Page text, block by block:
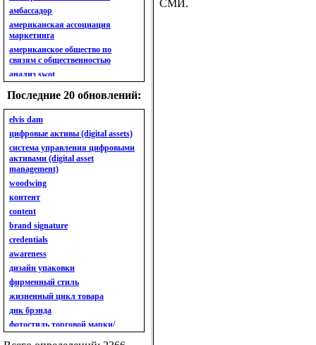
амбассадор
американская ассоциация
маркетинга
американское общество по
связям с общественностью
анализ swot
анализ бизнес-портфеля
анализ имиджа
анализ кластерный
анализ конкурентов
анализ кросс-культурных
особенностей
анализ мак кинси «7s»
анализ макросистемы
анализ маркетинговый
анализ рынка
анализ ситуационный
анализ экспертный
индивидуальный
анкета
ассортимент
ассортимент товарный.
планирование товарного
ассортимента
ассортимент. глубина
Последние 20 обновлений:
elvis dam
цифровые активы (digital assets)
система управления цифровыми
активами (digital asset
management)
woodwing
контент
content
brand signature
credentials
awareness
дизайн упаковки
фирменный стиль
жизненный цикл товара
днк брэнда
фотостиль торговой марки/
линейки продукции
СМИ.